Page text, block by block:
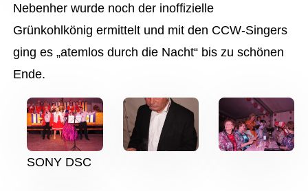
Nebenher wurde noch der inoffizielle
Grünkohlkönig ermittelt und mit den CCW-Singers
ging es „atemlos durch die Nacht“ bis zu schönen
Ende.
SONY DSC